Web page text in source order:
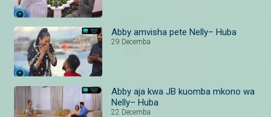
Abby amvisha pete Nelly– Huba
29 Decemba
Abby aja kwa JB kuomba mkono wa
Nelly– Huba
22 Decemba